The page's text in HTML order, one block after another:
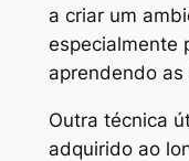
a criar um
especialmente
aprendendo
Outra técnica
adquirido ao